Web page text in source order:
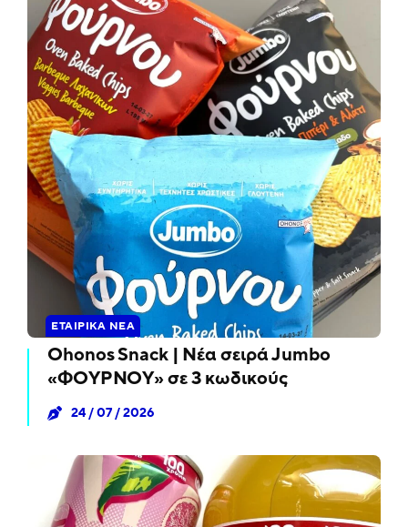
ΕΤΑΙΡΙΚΆ ΝΈΑ
Ohonos Snack | Νέα σειρά Jumbo
«ΦΟΥΡΝΟΥ» σε 3 κωδικούς
24 / 07 / 2026